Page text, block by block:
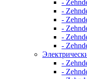
-
-
-
-
-
-
-
-